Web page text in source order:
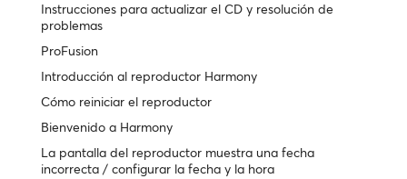
Instrucciones para actualizar el CD y resolución de
problemas
ProFusion
Introducción al reproductor Harmony
Cómo reiniciar el reproductor
Bienvenido a Harmony
La pantalla del reproductor muestra una fecha
incorrecta / configurar la fecha y la hora